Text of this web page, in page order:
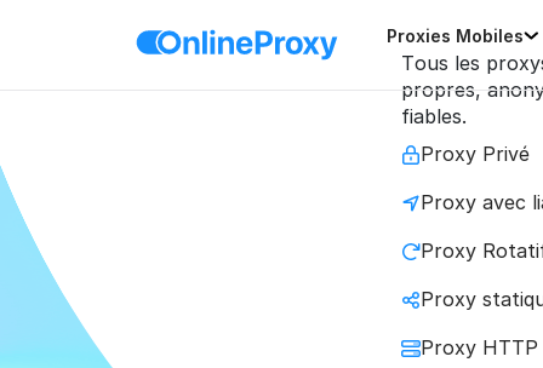
Proxies Mobiles
Tous les
propres,
fiables.
Proxy Privé
Proxy avec
Proxy
Proxy
Proxy HTTP
La